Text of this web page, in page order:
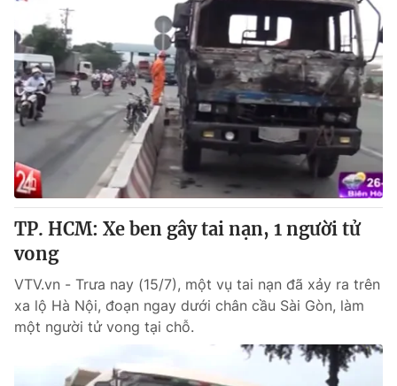
TP. HCM: Xe ben gây tai nạn, 1 người tử
vong
VTV.vn - Trưa nay (15/7), một vụ tai nạn đã xảy ra trên
xa lộ Hà Nội, đoạn ngay dưới chân cầu Sài Gòn, làm
một người tử vong tại chỗ.